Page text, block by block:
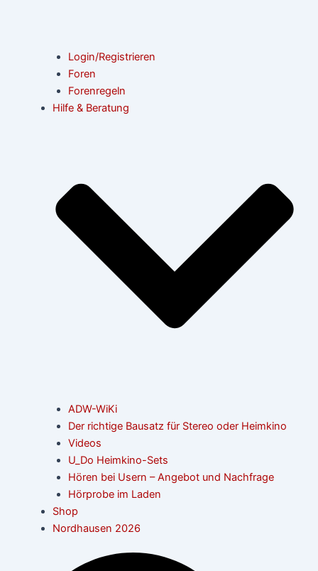
Login/Registrieren
Foren
Forenregeln
Hilfe & Beratung
ADW-WiKi
Der richtige Bausatz für Stereo oder Heimkino
Videos
U_Do Heimkino-Sets
Hören bei Usern – Angebot und Nachfrage
Hörprobe im Laden
Shop
Nordhausen 2026